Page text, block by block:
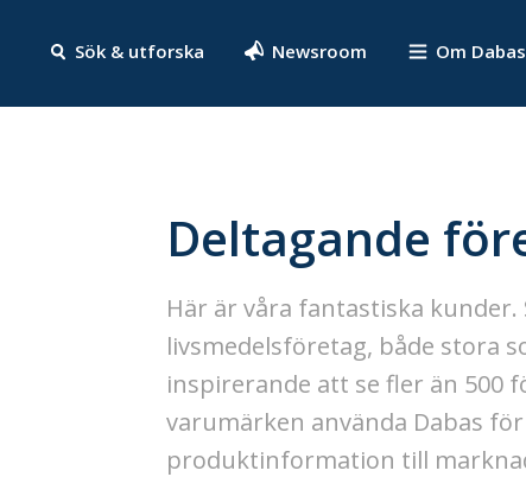
Sök & utforska Newsroom Om Dabas
Deltagande
Här är våra fantastiska
livsmedelsföretag, både stora
inspirerande att se fler än 500
varumärken använda Dabas
produktinformation till